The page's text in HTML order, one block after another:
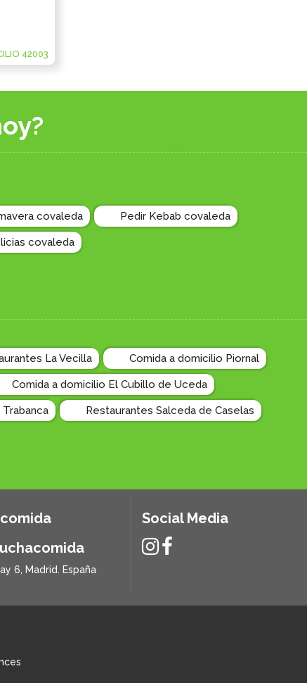
42003
covaleda Pedir Kebab covaleda
covaleda
La Vecilla Comida a domicilio Piornal
Comida a domicilio El Cubillo de Uceda
Restaurantes Salceda de Caselas
6, Madrid. España
Social Media